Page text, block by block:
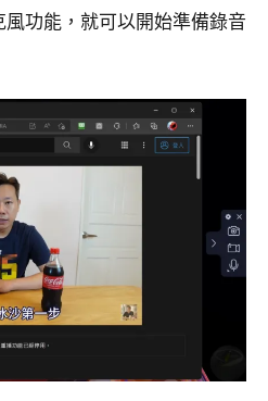
功能，就可以開始準備錄音